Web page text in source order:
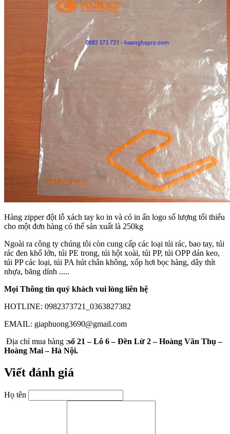
Hàng zipper đột lỗ xách tay ko in và có in ấn logo số lượng tối thiểu
cho một đơn hàng có thể sản xuất là 250kg
Ngoài ra công ty chúng tôi còn cung cấp các loại túi rác, bao tay, túi
rác đen khổ lớn, túi PE trong, túi hột xoài, túi PP, túi OPP dán keo,
túi PP các loại, túi PA hút chân không, xốp hơi bọc hàng, dây thít
nhựa, băng dính .....
Mọi Thông tin quý khách vui lòng liên hệ
HOTLINE: 0982373721_0363827382
EMAIL: giaphuong3690@gmail.com
Địa chỉ mua hàng :số 21 – Lô 6 – Đền Lừ 2 – Hoàng Văn Thụ –
Hoàng Mai – Hà Nội.
Viết đánh giá
Họ tên